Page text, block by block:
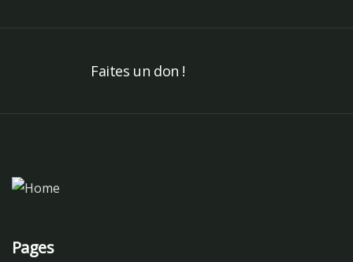
Faites un don !
Pages